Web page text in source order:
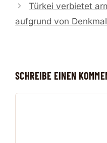
Türkei verbietet
aufgrund von
SCHREIBE EINEN
Kommentar